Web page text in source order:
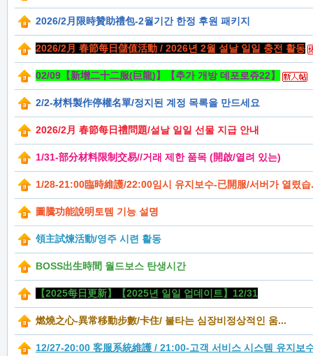
2026/2月限時贊助禮包-2월기간 한정 후원 패키지
2026/2月 春節每日儲值活動 / 2026년 2월 설날 일일 충전 활동
02/09【新增二十二服(巨龍)】【추가 개방 데포로쥬22】
2/2-材料製作停權名單/정지된 계정 목록을 만드세요
2026/2月 春節每日禮問題/설날 일일 선물 지급 안내
1/31-部分材料限制交易//거래 제한 품목 (開啟/열려 있는)
1/28-21:00臨時維護/22:00임시 유지보수-已開服/서버가 열렸습
圖騰功能說明토템 기능 설명
領主試煉活動/영주 시련 활동
BOSS出生時間 월드보스 탄생시간
【2025每日更新】【2025년 일일 업데이트】12/31
燃燒之心-異常移動步數/卡住/ 불타는 심장비정상적인 움...
12/27-20:00 客服系統維護 / 21:00-고객 서비스 시스템 유지보